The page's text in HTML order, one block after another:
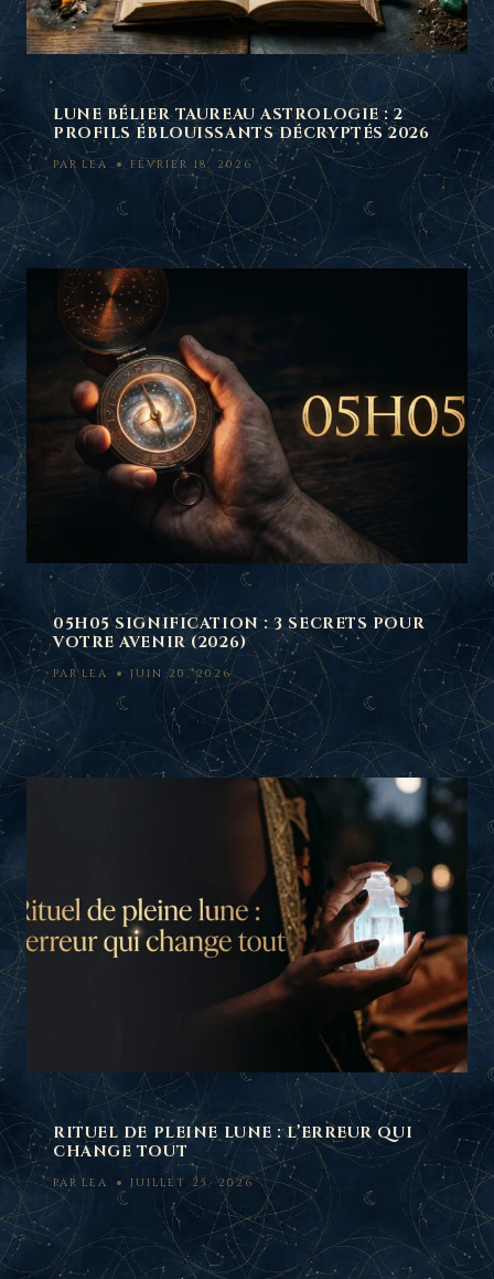
LUNE BÉLIER TAUREAU ASTROLOGIE : 2
PROFILS ÉBLOUISSANTS DÉCRYPTÉS 2026
PAR LEA FÉVRIER 18, 2026
05H05 SIGNIFICATION : 3 SECRETS POUR
VOTRE AVENIR (2026)
PAR LEA JUIN 20, 2026
RITUEL DE PLEINE LUNE : L’ERREUR QUI
CHANGE TOUT
PAR LEA JUILLET 25, 2026